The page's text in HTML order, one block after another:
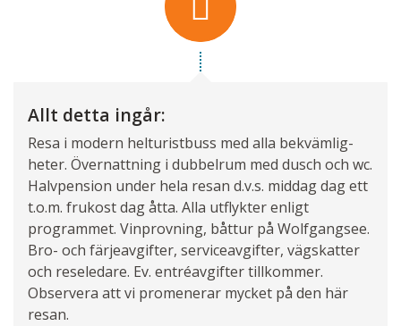
Allt detta ingår:
Resa i modern helturistbuss med alla bekvämlig­
heter. Övernattning i dubbelrum med dusch och wc.
Halvpension under hela resan d.v.s. middag dag ett
t.o.m. frukost dag åtta. Alla utflykter enligt
programmet. Vinprovning, båttur på Wolfgangsee.
Bro- och färjeavgifter, service­avgifter, vägskatter
och reseledare. Ev. entréavgifter tillkommer.
Observera att vi promenerar mycket på den här
resan.